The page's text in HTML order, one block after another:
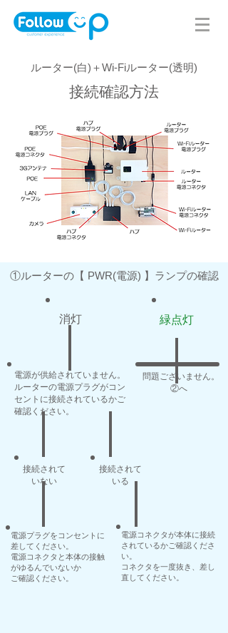
接続確認方法
​ルーター(白)＋Wi-Fiルーター(透明)
①ルーターの【 PWR(電源) 】ランプの確認
問題ございません。
​ ②へ
電源が供給されていません。
​ルーターの電源プラグがコン
セントに接続されているかご
確認ください。
接続されて
​いない
電源コネクタが本体に接続
されているかご確認くださ
い。
コネクタを一度抜き、差し
直してください。
接続されて
​いる
電源プラグをコンセントに
差してください。
​電源コネクタと本体の接触
がゆるんでいないか
ご確認ください。​
​​消灯 緑点灯